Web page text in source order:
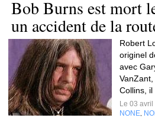
Bob Burns est mort
un accident de la
Robert
originel
avec
Collins, il
Le 03
NONE